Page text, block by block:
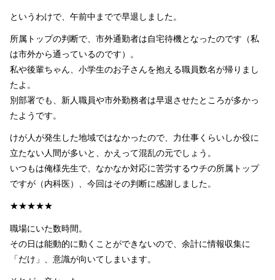
というわけで、午前中までで早退しました。
所属トップの判断で、市外通勤者は自宅待機となったのです（私
は市外から通っているのです）。
私や後輩ちゃん、小学生のお子さんを抱える職員数名が帰りまし
たよ。
別部署でも、新人職員や市外勤務者は早退させたところが多かっ
たようです。
けが人が発生した地域ではなかったので、力仕事くらいしか役に
立たない人間が多いと、かえって混乱の元でしょう。
いつもは俺様先生で、なかなか対応に苦労するウチの所属トップ
ですが（内科医）、今回はその判断に感謝しました。
★★★★★
職場にいた数時間。
その日は能動的に動くことができないので、余計に情報収集に
「だけ」、意識が向いてしまいます。